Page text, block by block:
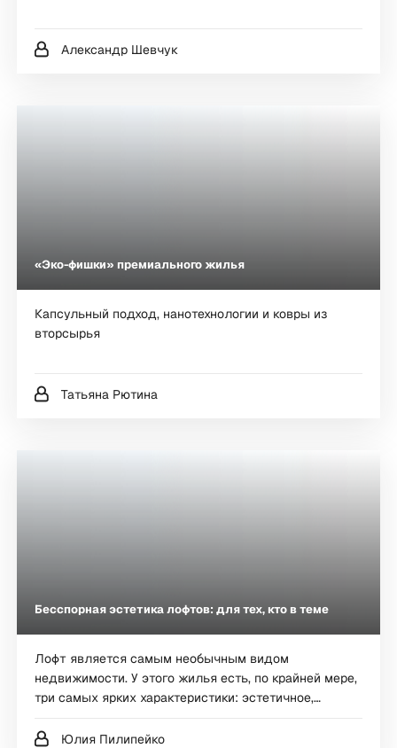
Александр Шевчук
«Эко-фишки» премиального жилья
Капсульный подход, нанотехнологии и ковры из
вторсырья
Татьяна Рютина
Бесспорная эстетика лофтов: для тех, кто в теме
Лофт является самым необычным видом
недвижимости. У этого жилья есть, по крайней мере,
три самых ярких характеристики: эстетичное,
достоинству этот формат может далеко не каждый.
Юлия Пилипейко